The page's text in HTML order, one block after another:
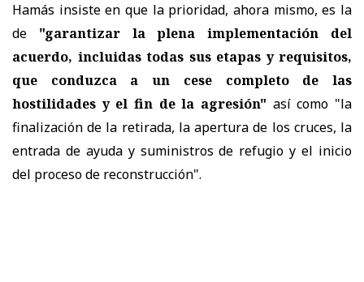
Hamás insiste en que la prioridad, ahora mismo, es la
de "garantizar la plena implementación del
acuerdo, incluidas todas sus etapas y requisitos,
que conduzca a un cese completo de las
hostilidades y el fin de la agresión" así como "la
finalización de la retirada, la apertura de los cruces, la
entrada de ayuda y suministros de refugio y el inicio
del proceso de reconstrucción".